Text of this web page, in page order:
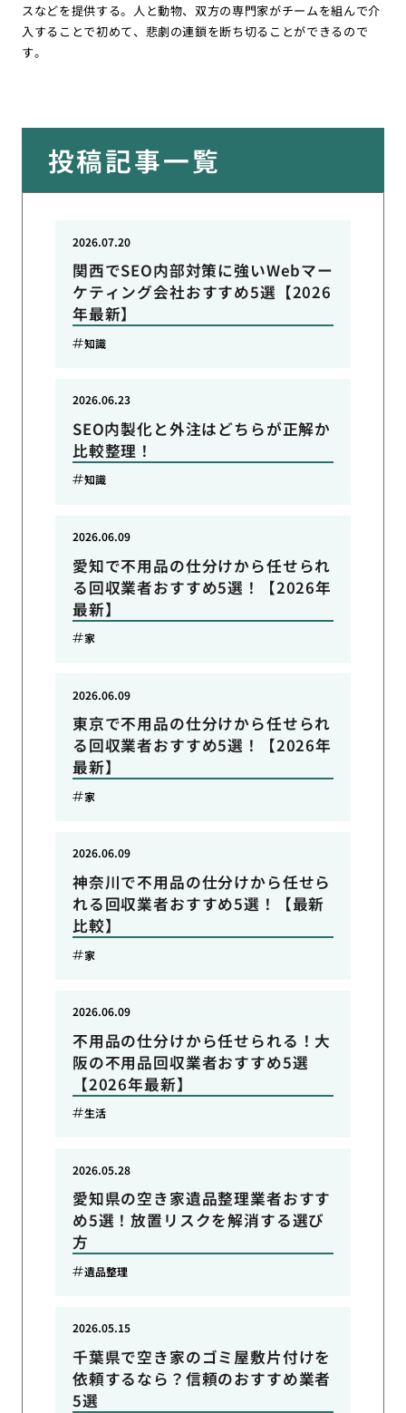
スなどを提供する。人と動物、双方の専門家がチームを組んで介
入することで初めて、悲劇の連鎖を断ち切ることができるので
す。
投稿記事一覧
関西でSEO内部対策に強いWebマー
ケティング会社おすすめ5選【2026
年最新】
2026.07.20
知識
SEO内製化と外注はどちらが正解か
比較整理！
2026.06.23
知識
愛知で不用品の仕分けから任せられ
る回収業者おすすめ5選！【2026年
最新】
2026.06.09
家
東京で不用品の仕分けから任せられ
る回収業者おすすめ5選！【2026年
最新】
2026.06.09
家
神奈川で不用品の仕分けから任せら
れる回収業者おすすめ5選！【最新
比較】
2026.06.09
家
不用品の仕分けから任せられる！大
阪の不用品回収業者おすすめ5選
【2026年最新】
2026.06.09
生活
愛知県の空き家遺品整理業者おすす
め5選！放置リスクを解消する選び
方
2026.05.28
遺品整理
千葉県で空き家のゴミ屋敷片付けを
依頼するなら？信頼のおすすめ業者
5選
2026.05.15